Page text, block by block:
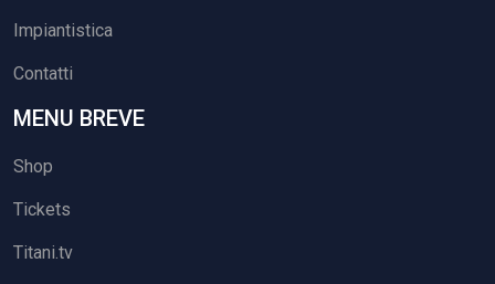
Impiantistica
Contatti
MENU BREVE
Shop
Tickets
Titani.tv